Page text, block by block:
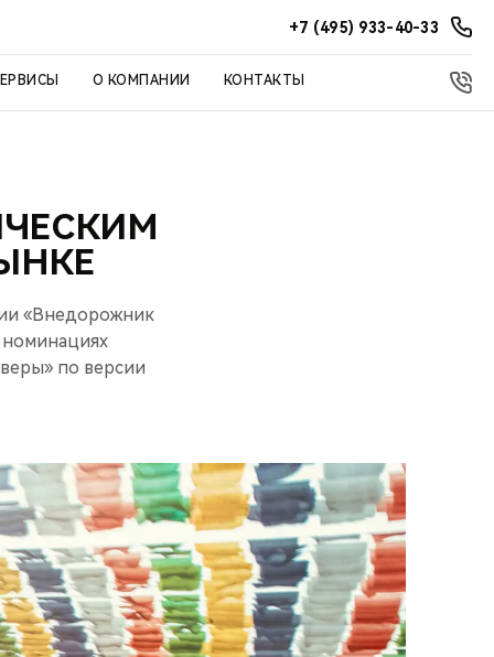
+7 (495) 933-40-33
О КОМПАНИИ КОНТАКТЫ
«Внедорожник
номинациях
по версии